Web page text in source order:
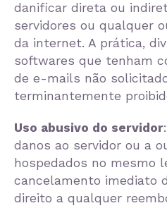
danificar direta ou
servidores ou qualquer
da internet. A prática,
softwares que tenham
de e-mails não
terminantemente
Uso abusivo do servidor
danos ao servidor ou a
hospedados no mesmo
cancelamento imediato
direito a qualquer